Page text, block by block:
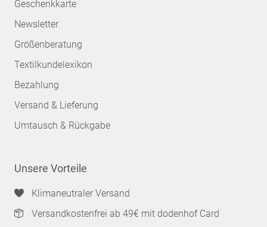
Geschenkkarte
Newsletter
Größenberatung
Textilkundelexikon
Bezahlung
Versand & Lieferung
Umtausch & Rückgabe
Unsere Vorteile
Klimaneutraler Versand
Versandkostenfrei ab 49€ mit dodenhof Card